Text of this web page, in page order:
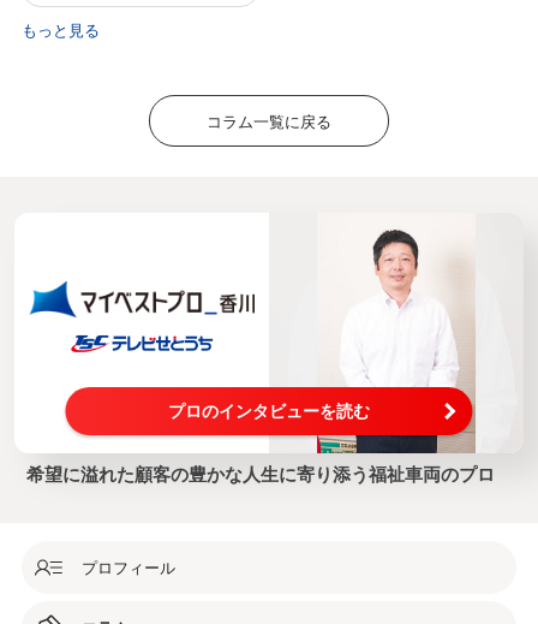
もっと見る
コラム一覧に戻る
プロのインタビューを読む
希望に溢れた顧客の豊かな人生に寄り添う福祉車両のプロ
プロフィール